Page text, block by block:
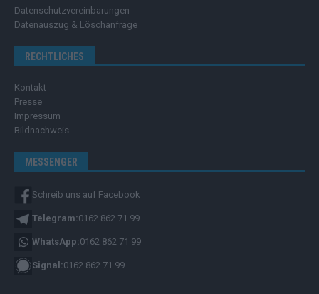
Datenschutzvereinbarungen
Datenauszug & Löschanfrage
RECHTLICHES
Kontakt
Presse
Impressum
Bildnachweis
MESSENGER
Schreib uns auf Facebook
Telegram:0162 862 71 99
WhatsApp:0162 862 71 99
Signal:0162 862 71 99